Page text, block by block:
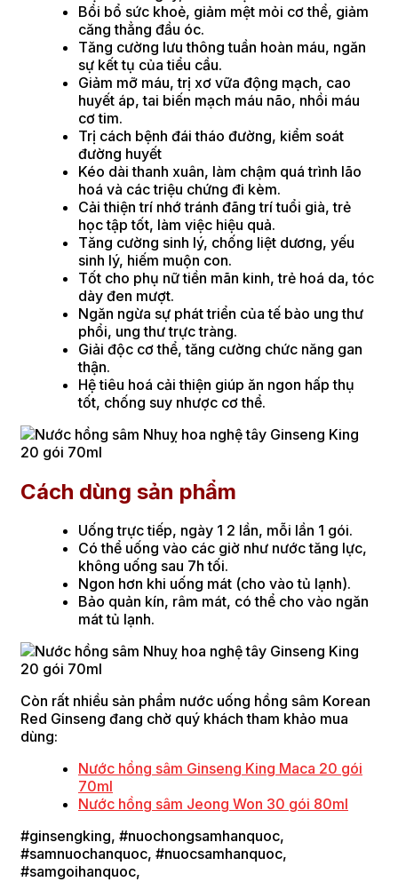
Bồi bổ sức khoẻ, giảm mệt mỏi cơ thể, giảm
căng thẳng đầu óc.
Tăng cường lưu thông tuần hoàn máu, ngăn
sự kết tụ của tiểu cầu.
Giảm mỡ máu, trị xơ vữa động mạch, cao
huyết áp, tai biến mạch máu não, nhồi máu
cơ tim.
Trị cách bệnh đái tháo đường, kiểm soát
đường huyết
Kéo dài thanh xuân, làm chậm quá trình lão
hoá và các triệu chứng đi kèm.
Cải thiện trí nhớ tránh đãng trí tuổi già, trẻ
học tập tốt, làm việc hiệu quả.
Tăng cường sinh lý, chống liệt dương, yếu
sinh lý, hiếm muộn con.
Tốt cho phụ nữ tiền mãn kinh, trẻ hoá da, tóc
dày đen mượt.
Ngăn ngừa sự phát triển của tế bào ung thư
phổi, ung thư trực tràng.
Giải độc cơ thể, tăng cường chức năng gan
thận.
Hệ tiêu hoá cải thiện giúp ăn ngon hấp thụ
tốt, chống suy nhược cơ thể.
Cách dùng sản phẩm
Uống trực tiếp, ngày 1 2 lần, mỗi lần 1 gói.
Có thể uống vào các giờ như nước tăng lực,
không uống sau 7h tối.
Ngon hơn khi uống mát (cho vào tủ lạnh).
Bảo quản kín, râm mát, có thể cho vào ngăn
mát tủ lạnh.
Còn rất nhiều sản phẩm nước uống hồng sâm Korean
Red Ginseng đang chờ quý khách tham khảo mua
dùng:
Nước hồng sâm Ginseng King Maca 20 gói
70ml
Nước hồng sâm Jeong Won 30 gói 80ml
#ginsengking, #nuochongsamhanquoc,
#samnuochanquoc, #nuocsamhanquoc,
#samgoihanquoc,